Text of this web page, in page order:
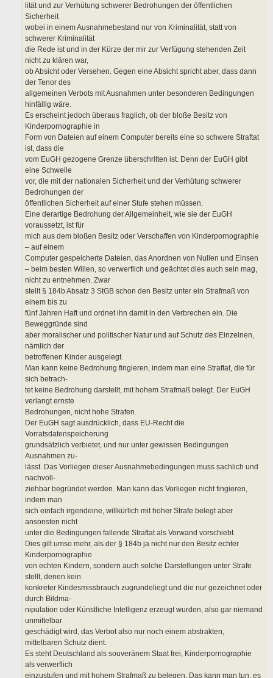
lität und zur Verhütung schwerer Bedrohungen der öffentlichen
Sicherheit
wobei in einem Ausnahmebestand nur von Kriminalität, statt von
schwerer Kriminalität
die Rede ist und in der Kürze der mir zur Verfügung stehenden Zeit
nicht zu klären war,
ob Absicht oder Versehen. Gegen eine Absicht spricht aber, dass dann
der Tenor des
allgemeinen Verbots mit Ausnahmen unter besonderen Bedingungen
hinfällig wäre.
Es erscheint jedoch überaus fraglich, ob der bloße Besitz von
Kinderpornographie in
Form von Dateien auf einem Computer bereits eine so schwere Straftat
ist, dass die
vom EuGH gezogene Grenze überschritten ist. Denn der EuGH gibt
eine Schwelle
vor, die mit der nationalen Sicherheit und der Verhütung schwerer
Bedrohungen der
öffentlichen Sicherheit auf einer Stufe stehen müssen.
Eine derartige Bedrohung der Allgemeinheit, wie sie der EuGH
voraussetzt, ist für
mich aus dem bloßen Besitz oder Verschaffen von Kinderpornographie
– auf einem
Computer gespeicherte Dateien, das Anordnen von Nullen und Einsen
– beim besten Willen, so verwerflich und geächtet dies auch sein mag,
nicht zu entnehmen. Zwar
stellt § 184b Absatz 3 StGB schon den Besitz unter ein Strafmaß von
einem bis zu
fünf Jahren Haft und ordnet ihn damit in den Verbrechen ein. Die
Beweggründe sind
aber moralischer und politischer Natur und auf Schutz des Einzelnen,
nämlich der
betroffenen Kinder ausgelegt.
Man kann keine Bedrohung fingieren, indem man eine Straftat, die für
sich betrach-
tet keine Bedrohung darstellt, mit hohem Strafmaß belegt. Der EuGH
verlangt ernste
Bedrohungen, nicht hohe Strafen.
Der EuGH sagt ausdrücklich, dass EU-Recht die
Vorratsdatenspeicherung
grundsätzlich verbietet, und nur unter gewissen Bedingungen
Ausnahmen zu-
lässt. Das Vorliegen dieser Ausnahmebedingungen muss sachlich und
nachvoll-
ziehbar begründet werden. Man kann das Vorliegen nicht fingieren,
indem man
sich einfach irgendeine, willkürlich mit hoher Strafe belegt aber
ansonsten nicht
unter die Bedingungen fallende Straftat als Vorwand vorschiebt.
Dies gilt umso mehr, als der § 184b ja nicht nur den Besitz echter
Kinderpornographie
von echten Kindern, sondern auch solche Darstellungen unter Strafe
stellt, denen kein
konkreter Kindesmissbrauch zugrundeliegt und die nur gezeichnet oder
durch Bildma-
nipulation oder Künstliche Intelligenz erzeugt wurden, also gar niemand
unmittelbar
geschädigt wird, das Verbot also nur noch einem abstrakten,
mittelbaren Schutz dient.
Es steht Deutschland als souveränem Staat frei, Kinderpornographie
als verwerflich
einzustufen und mit hohem Strafmaß zu belegen. Das kann man tun, es